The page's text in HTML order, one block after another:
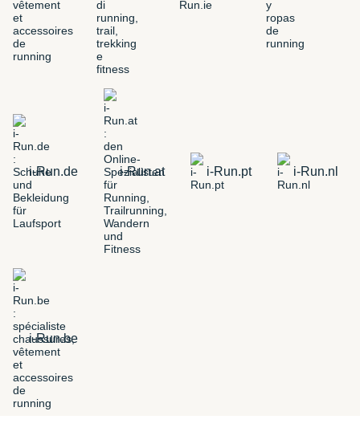
i-Run.de i-Run.at i-Run.pt i-Run.nl
i-Run.be